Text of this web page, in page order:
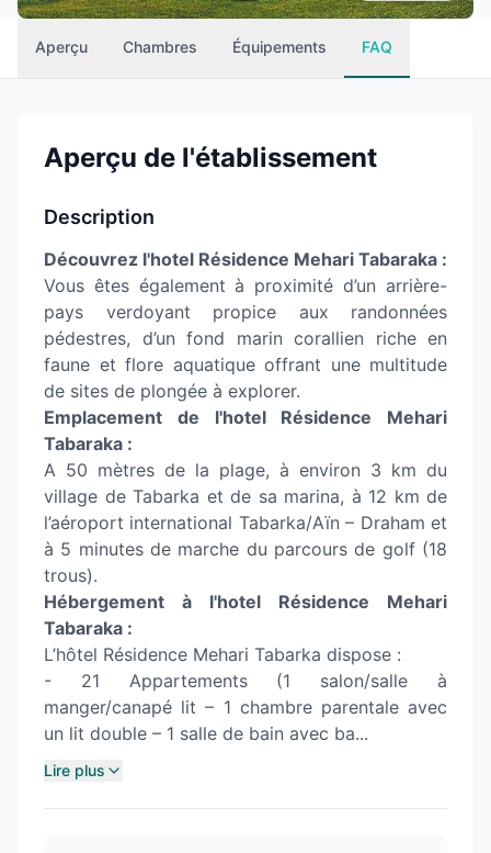
Aperçu Chambres Équipements FAQ
Aperçu de l'établissement
Description
Découvrez l'hotel Résidence Mehari Tabaraka :
Vous êtes également à proximité d’un arrière-
pays verdoyant propice aux randonnées
pédestres, d’un fond marin corallien riche en
faune et flore aquatique offrant une multitude
de sites de plongée à explorer.
Emplacement de l'hotel Résidence Mehari
Tabaraka :
A 50 mètres de la plage, à environ 3 km du
village de Tabarka et de sa marina, à 12 km de
l’aéroport international Tabarka/Aïn – Draham et
à 5 minutes de marche du parcours de golf (18
trous).
Hébergement à l'hotel Résidence Mehari
Tabaraka :
L’hôtel Résidence Mehari Tabarka dispose :
- 21 Appartements (1 salon/salle à
manger/canapé lit – 1 chambre parentale avec
un lit double – 1 salle de bain avec ba...
Lire plus